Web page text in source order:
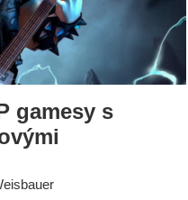
gamesy s